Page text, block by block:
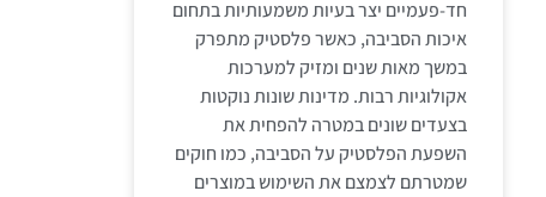
חד-פעמיים יצר בעיות משמעותיות בתחום
איכות הסביבה, כאשר פלסטיק מתפרק
במשך מאות שנים ומזיק למערכות
אקולוגיות רבות. מדינות שונות נוקטות
בצעדים שונים במטרה להפחית את
השפעת הפלסטיק על הסביבה, כמו חוקים
שמטרתם לצמצם את השימוש במוצרים